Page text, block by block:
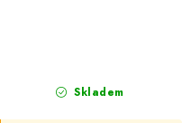
Skladem